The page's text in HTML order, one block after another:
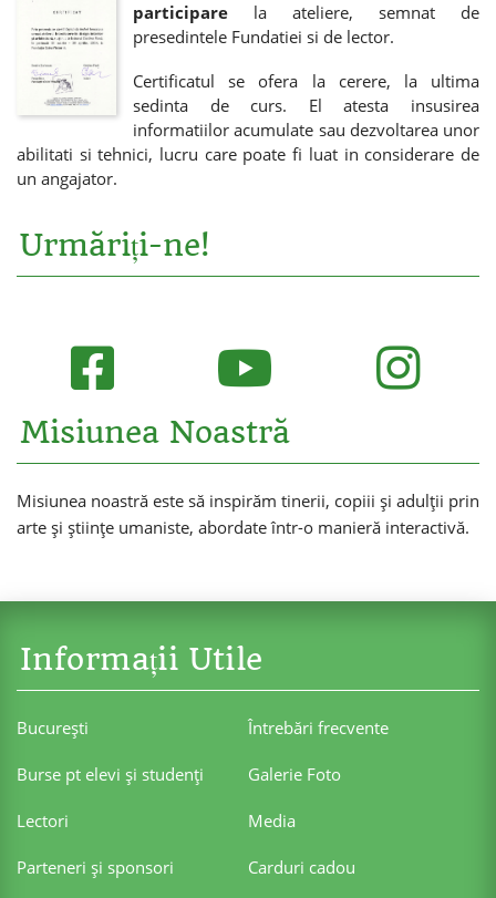
participare la ateliere, semnat de
presedintele Fundatiei si de lector.
Certificatul se ofera la cerere, la ultima
sedinta de curs. El atesta insusirea
informatiilor acumulate sau dezvoltarea unor
abilitati si tehnici, lucru care poate fi luat in considerare de
un angajator.
Urmăriți-ne!
Misiunea Noastră
Misiunea noastră este să inspirăm tinerii, copiii și adulții prin
arte și științe umaniste, abordate într-o manieră interactivă.
Informații Utile
Bucureşti Întrebări frecvente
Burse pt elevi şi studenţi Galerie Foto
Lectori Media
Parteneri şi sponsori Carduri cadou